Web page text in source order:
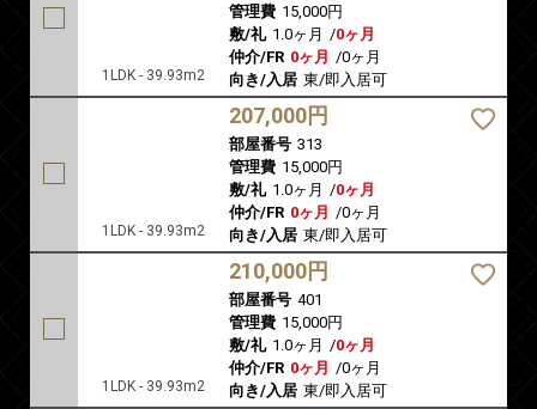
1LDK - 39.93m2
管理費 15,000円
敷/礼 1.0ヶ月 /0ヶ月
仲介/FR 0ヶ月 /0ヶ月
向き/入居 東/即入居可
1LDK - 39.93m2
207,000円
部屋番号 313
管理費 15,000円
敷/礼 1.0ヶ月 /0ヶ月
仲介/FR 0ヶ月 /0ヶ月
向き/入居 東/即入居可
1LDK - 39.93m2
210,000円
部屋番号 401
管理費 15,000円
敷/礼 1.0ヶ月 /0ヶ月
仲介/FR 0ヶ月 /0ヶ月
向き/入居 東/即入居可